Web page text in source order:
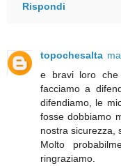
Rispondi
topochesalta
e bravi loro
facciamo a
difendiamo, le
fosse dobbiamo
nostra sicurezza,
Molto
ringraziamo.